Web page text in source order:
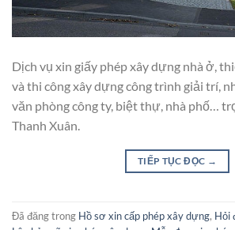
Dịch vụ xin giấy phép xây dựng nhà ở,
và thi công xây dựng công trình giải trí,
văn phòng công ty, biệt thự, nhà phố…
Thanh Xuân.
TIẾP TỤC ĐỌC →
Đã đăng trong Hồ sơ xin cấp phép xây dựng, Hỏi